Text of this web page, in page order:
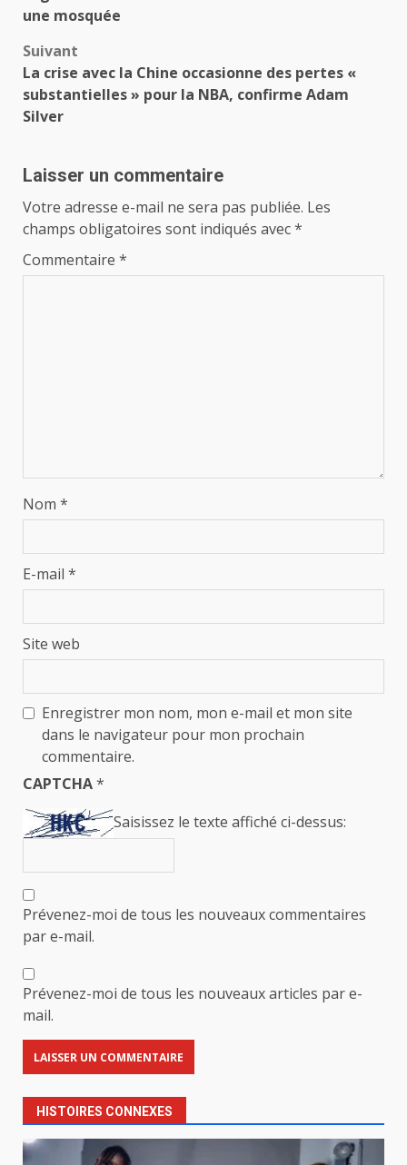
d’article
une mosquée
Suivant
La crise avec la Chine occasionne des pertes «
substantielles » pour la NBA, confirme Adam
Silver
Laisser un commentaire
Votre adresse e-mail ne sera pas publiée. Les
champs obligatoires sont indiqués avec*
Commentaire *
Nom *
E-mail *
Site web
Enregistrer mon nom, mon e-mail et mon site
dans le navigateur pour mon prochain
commentaire.
CAPTCHA*
Saisissez le texte affiché ci-dessus:
Prévenez-moi de tous les nouveaux commentaires
par e-mail.
Prévenez-moi de tous les nouveaux articles par e-
mail.
HISTOIRES CONNEXES